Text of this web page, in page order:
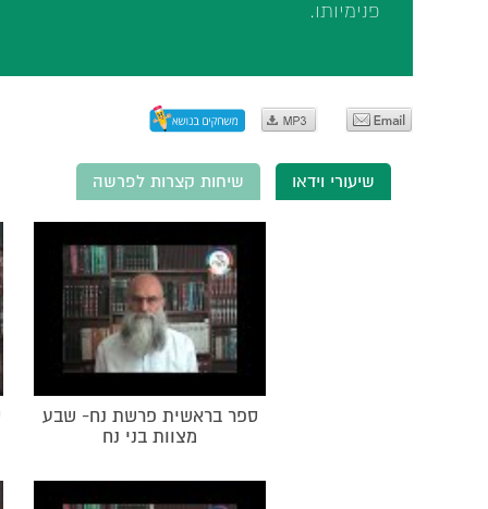
פנימיותו.
שיעורי וידאו שיחות קצרות לפרשה
ספר בראשית פרשת נח- שבע
מצוות בני נח